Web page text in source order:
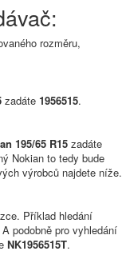
rozměru,
zadáte 1956515.
195/65 R15 zadáte
Nokian to tedy bude
výrobců najdete níže.
Příklad hledání
A podobně pro vyhledání
NK1956515T.